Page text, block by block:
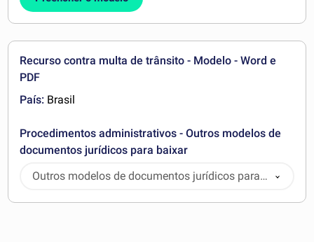
Recurso contra multa de trânsito - Modelo - Word e
PDF
País: Brasil
Procedimentos administrativos - Outros modelos de
documentos jurídicos para baixar
Outros modelos de documentos jurídicos para
baixar